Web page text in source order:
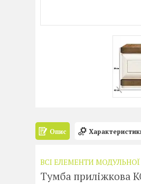
Опис
ВСІ ЕЛЕМЕНТИ МОДУЛЬНОЇ
Тумба приліжкова